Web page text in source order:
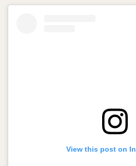
View this post on